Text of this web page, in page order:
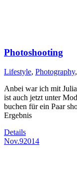
Photoshooting
Lifestyle, Photography,
Anbei war ich mit
ist auch jetzt unter
buchen für ein Paar
Ergebnis
Details
Nov.92014